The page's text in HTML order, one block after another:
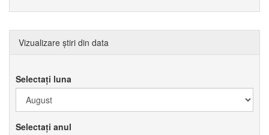
Vizualizare știri din data
Selectați luna
Selectați anul